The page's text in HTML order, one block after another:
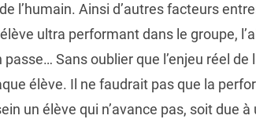
l’humain. Ainsi d’autres facteurs
ultra performant dans le groupe,
passe… Sans oublier que l’enjeu réel
élève. Il ne faudrait pas que la
un élève qui n’avance pas, soit due